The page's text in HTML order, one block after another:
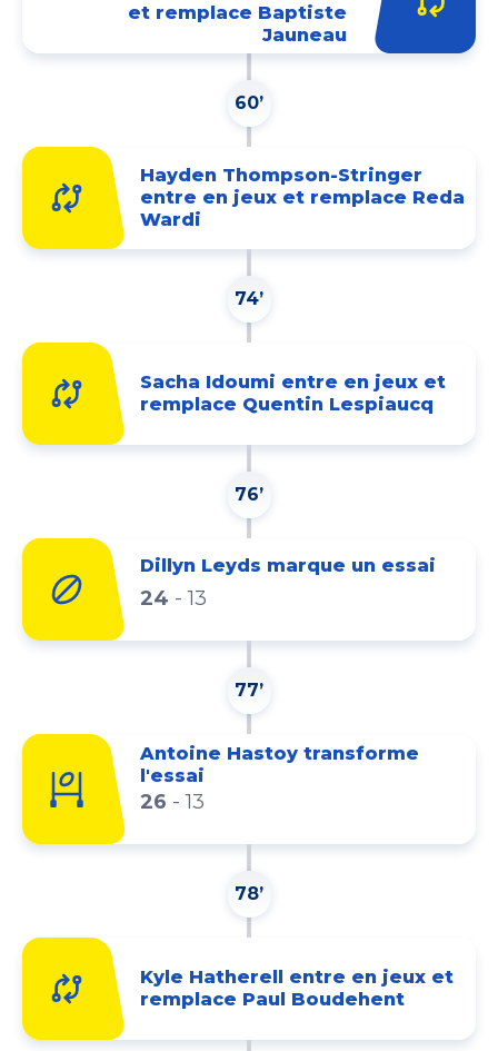
et remplace Baptiste
Jauneau
Hayden Thompson-Stringer
entre en jeux et remplace Reda
Wardi
60’
Sacha Idoumi entre en jeux et
remplace Quentin Lespiaucq
74’
Dillyn Leyds marque un essai
24 - 13
76’
Antoine Hastoy transforme
l'essai
26 - 13
77’
Kyle Hatherell entre en jeux et
remplace Paul Boudehent
78’